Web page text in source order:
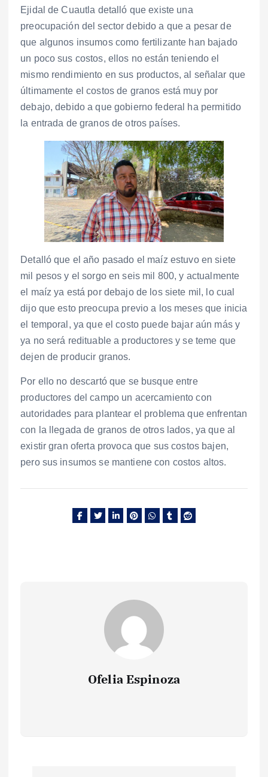
Ejidal de Cuautla detalló que existe una
preocupación del sector debido a que a pesar de
que algunos insumos como fertilizante han bajado
un poco sus costos, ellos no están teniendo el
mismo rendimiento en sus productos, al señalar que
últimamente el costos de granos está muy por
debajo, debido a que gobierno federal ha permitido
la entrada de granos de otros países.
Detalló que el año pasado el maíz estuvo en siete
mil pesos y el sorgo en seis mil 800, y actualmente
el maíz ya está por debajo de los siete mil, lo cual
dijo que esto preocupa previo a los meses que inicia
el temporal, ya que el costo puede bajar aún más y
ya no será redituable a productores y se teme que
dejen de producir granos.
Por ello no descartó que se busque entre
productores del campo un acercamiento con
autoridades para plantear el problema que enfrentan
con la llegada de granos de otros lados, ya que al
existir gran oferta provoca que sus costos bajen,
pero sus insumos se mantiene con costos altos.
Ofelia Espinoza